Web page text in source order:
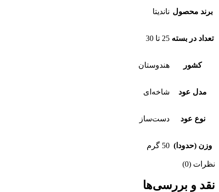
برند محصول ناندیتا
تعداد در بسته 25 تا 30
کشور هندوستان
مدل عود شاخه‌ای
نوع عود دست‌ساز
وزن (حدودا) 50 گرم
نظرات (0)
نقد و بررسی‌ها